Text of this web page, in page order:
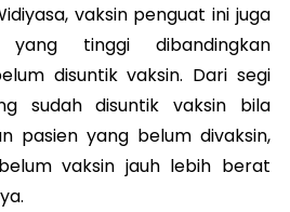
vaksin penguat ini juga
tinggi dibandingkan
disuntik vaksin. Dari segi
sudah disuntik vaksin bila
pasien yang belum divaksin,
vaksin jauh lebih berat